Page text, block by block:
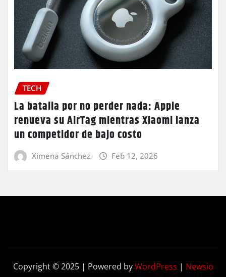
TECH
La batalla por no perder nada: Apple
renueva su AirTag mientras Xiaomi lanza
un competidor de bajo costo
Ximena Sánchez Feb 12, 2026
Copyright © 2025 | Powered byWordPress | Newsio